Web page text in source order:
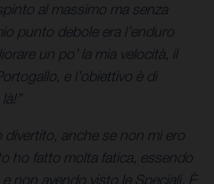
al massimo ma senza
punto debole era l’enduro
un po’ la mia velocità, il
e l’obiettivo è di
divertito, anche se non mi ero
ho fatto molta fatica, essendo
non avendo visto le Speciali. È